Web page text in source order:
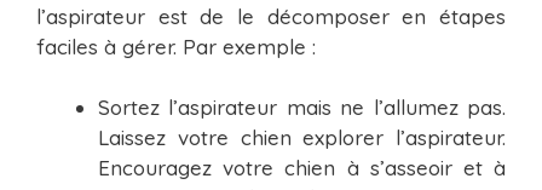
l’aspirateur est de le décomposer en étapes
faciles à gérer. Par exemple :
Sortez l’aspirateur mais ne l’allumez pas.
Laissez votre chien explorer l’aspirateur.
Encouragez votre chien à s’asseoir et à